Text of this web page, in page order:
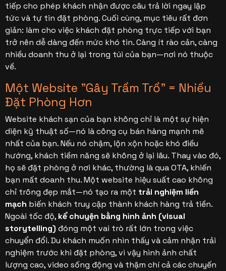
tiếp cho phép khách nhận được câu trả lời ngay lập
tức và tự tin đặt phòng. Cuối cùng, mục tiêu rất đơn
giản: làm cho việc khách đặt phòng trực tiếp với bạn
trở nên dễ dàng đến mức khó tin. Càng ít rào cản, càng
nhiều doanh thu ở lại trong túi của bạn—nơi nó thuộc
về.
Một Website "Gây Trầm Trồ" = Nhiều
Đặt Phòng Hơn
Website khách sạn của bạn không chỉ là một sự hiện
diện kỹ thuật số—nó là công cụ bán hàng mạnh mẽ
nhất của bạn. Nếu nó chậm, lộn xộn hoặc khó điều
hướng, khách tiềm năng sẽ không ở lại lâu. Thay vào đó,
họ sẽ đặt phòng ở nơi khác, thường là qua OTA, khiến
bạn mất doanh thu. Một website hiệu suất cao không
chỉ trông đẹp mắt—nó tạo ra một trải nghiệm liền
mạch biến khách truy cập thành khách hàng trả tiền.
Ngoài tốc độ, kể chuyện bằng hình ảnh (visual
storytelling) đóng một vai trò rất lớn trong việc
chuyển đổi. Du khách muốn nhìn thấy và cảm nhận trải
nghiệm trước khi đặt phòng, vì vậy hình ảnh chất
lượng cao, video sống động và thậm chí cả các chuyến